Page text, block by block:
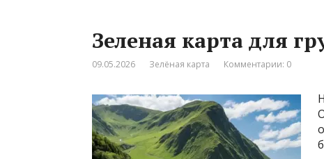
Зеленая карта для
09.05.2026 Зелёная карта Комментарии: 0